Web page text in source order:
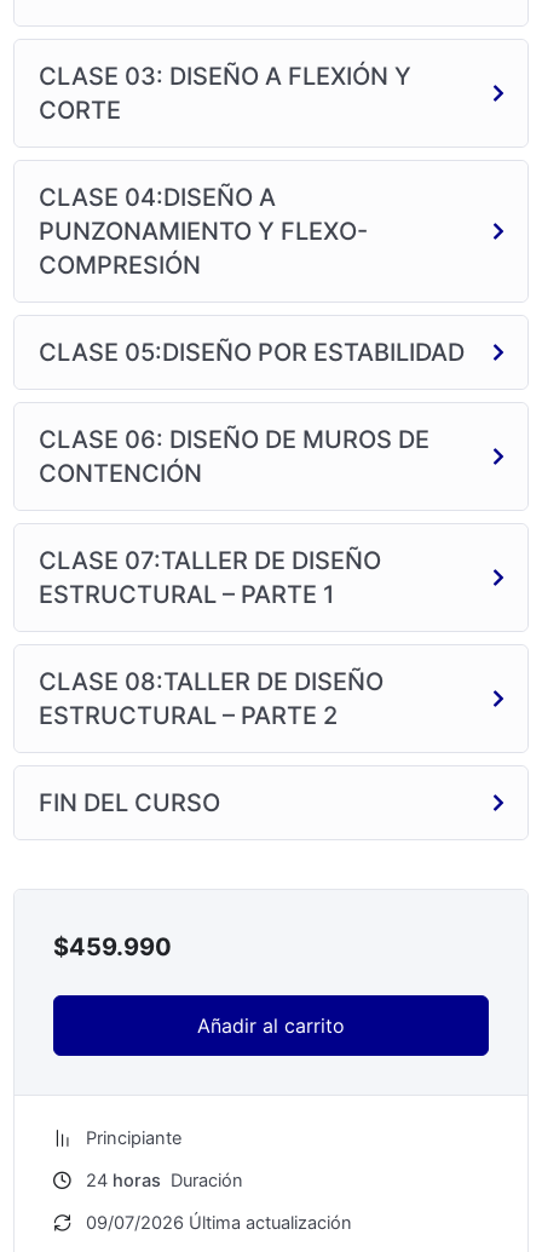
CLASE 03: DISEÑO A FLEXIÓN Y
CORTE
CLASE 04:DISEÑO A
PUNZONAMIENTO Y FLEXO-
COMPRESIÓN
CLASE 05:DISEÑO POR ESTABILIDAD
CLASE 06: DISEÑO DE MUROS DE
CONTENCIÓN
CLASE 07:TALLER DE DISEÑO
ESTRUCTURAL – PARTE 1
CLASE 08:TALLER DE DISEÑO
ESTRUCTURAL – PARTE 2
FIN DEL CURSO
$459.990
Añadir al carrito
Principiante
24horas Duración
09/07/2026 Última actualización